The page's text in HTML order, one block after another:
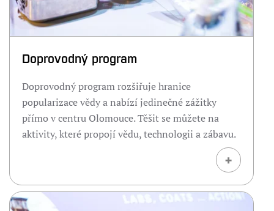
Doprovodný program
Doprovodný program rozšiřuje hranice
popularizace vědy a nabízí jedinečné zážitky
přímo v centru Olomouce. Těšit se můžete na
aktivity, které propojí vědu, technologii a zábavu.
+